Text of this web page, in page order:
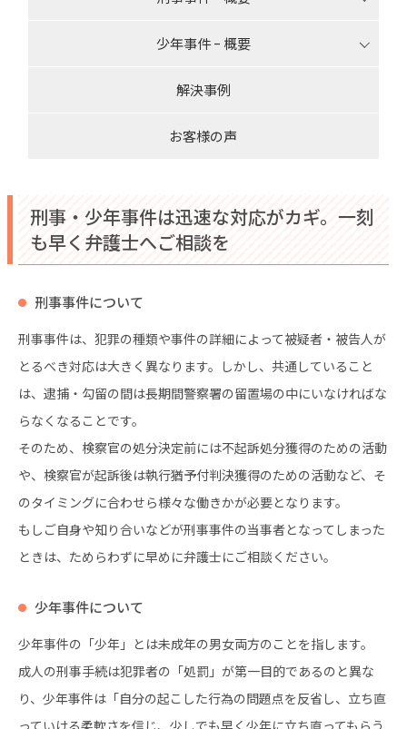
少年事件 ｰ 概要
解決事例
お客様の声
刑事・少年事件は迅速な対応がカギ。一刻
も早く弁護士へご相談を
刑事事件について
刑事事件は、犯罪の種類や事件の詳細によって被疑者・被告人が
とるべき対応は大きく異なります。しかし、共通していること
は、逮捕・勾留の間は長期間警察署の留置場の中にいなければな
らなくなることです。
そのため、検察官の処分決定前には不起訴処分獲得のための活動
や、検察官が起訴後は執行猶予付判決獲得のための活動など、そ
のタイミングに合わせら様々な働きかが必要となります。
もしご自身や知り合いなどが刑事事件の当事者となってしまった
ときは、ためらわずに早めに弁護士にご相談ください。
少年事件について
少年事件の「少年」とは未成年の男女両方のことを指します。
成人の刑事手続は犯罪者の「処罰」が第一目的であるのと異な
り、少年事件は「自分の起こした行為の問題点を反省し、立ち直
っていける柔軟さを信じ、少しでも早く少年に立ち直ってもらう